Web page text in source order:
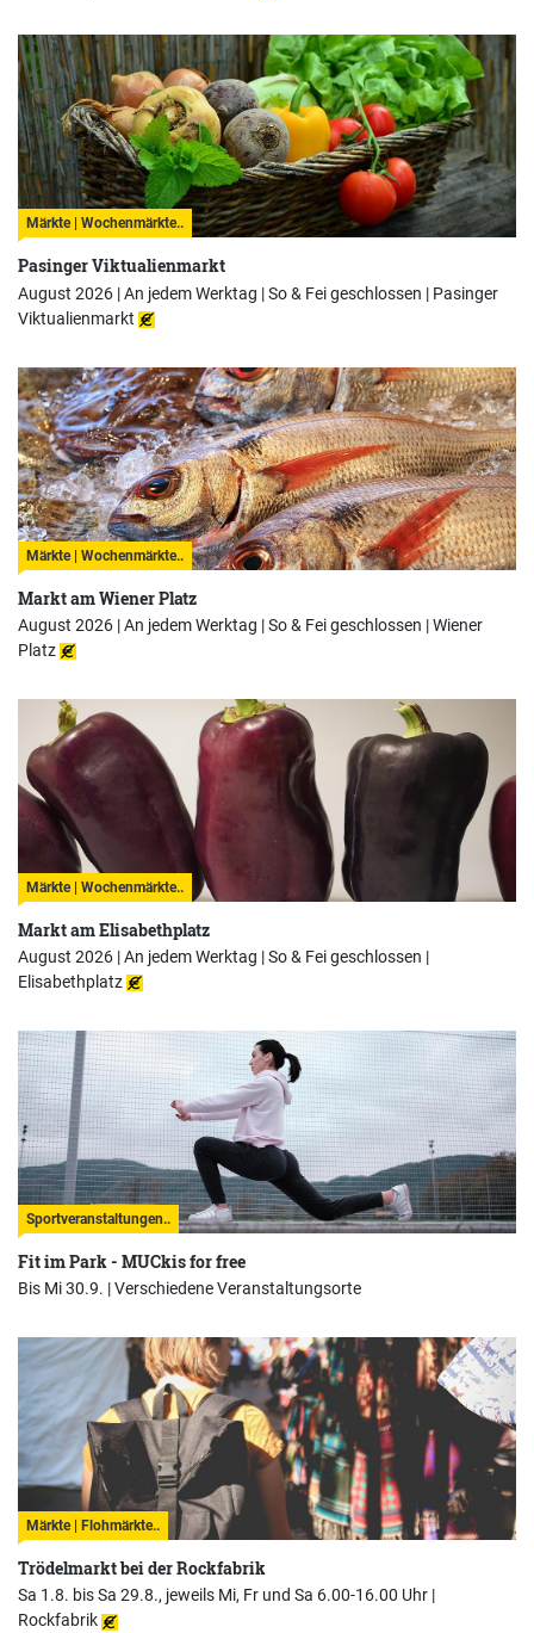
Märkte | Wochenmärkte..
Pasinger Viktualienmarkt
August 2026 | An jedem Werktag | So & Fei geschlossen | Pasinger
Viktualienmarkt
Märkte | Wochenmärkte..
Markt am Wiener Platz
August 2026 | An jedem Werktag | So & Fei geschlossen |Wiener
Platz
Märkte | Wochenmärkte..
Markt am Elisabethplatz
August 2026 | An jedem Werktag | So & Fei geschlossen |
Elisabethplatz
Sportveranstaltungen..
Fit im Park - MUCkis for free
Bis Mi 30.9. |Verschiedene Veranstaltungsorte
Märkte | Flohmärkte..
Trödelmarkt bei der Rockfabrik
Sa 1.8. bis Sa 29.8., jeweils Mi, Fr und Sa 6.00-16.00 Uhr |
Rockfabrik